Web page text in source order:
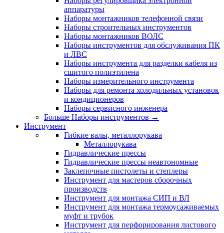
аппаратуры
Наборы монтажников телефонной связи
Наборы строительных инструментов
Наборы монтажников ВОЛС
Наборы инструментов для обслуживания ПК
и ЛВС
Наборы инструмента для разделки кабеля из
сшитого полиэтилена
Наборы измерительного инструмента
Наборы для ремонта холодильных установок
и кондиционеров
Наборы сервисного инженера
Больше Наборы инструментов →
Инструмент
Гибкие валы, металлорукава
Металлорукава
Гидравлические прессы
Гидравлические прессы неавтономные
Заклепочные пистолеты и степлеры
Инструмент для мастеров сборочных
производств
Инструмент для монтажа СИП и ВЛ
Инструмент для монтажа термоусаживаемых
муфт и трубок
Инструмент для перфорирования листового